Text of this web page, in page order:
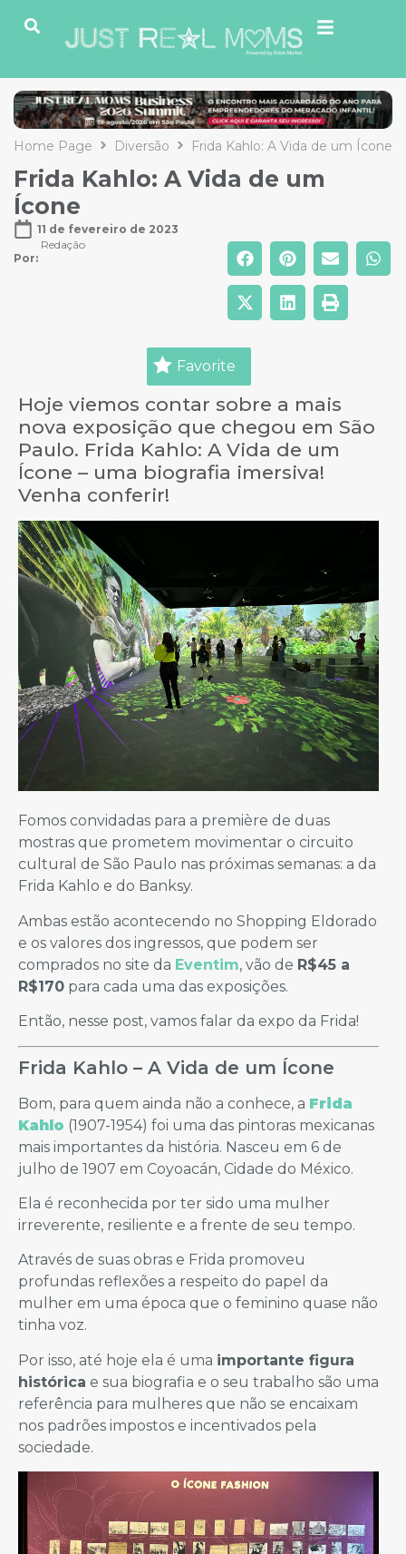
Home Page Diversão Frida Kahlo: A Vida de um Ícone
Frida Kahlo: A Vida de um
Ícone
11 de fevereiro de 2023
Por:
Redação
Favorite
Hoje viemos contar sobre a mais
nova exposição que chegou em São
Paulo. Frida Kahlo: A Vida de um
Ícone – uma biografia imersiva!
Venha conferir!
Fomos convidadas para a première de duas
mostras que prometem movimentar o circuito
cultural de São Paulo nas próximas semanas: a da
Frida Kahlo e do Banksy.
Ambas estão acontecendo no Shopping Eldorado
e os valores dos ingressos, que podem ser
comprados no site da Eventim, vão de R$45 a
R$170 para cada uma das exposições.
Então, nesse post, vamos falar da expo da Frida!
Frida Kahlo – A Vida de um Ícone
Bom, para quem ainda não a conhece, a Frida
Kahlo (1907-1954) foi uma das pintoras mexicanas
mais importantes da história. Nasceu em 6 de
julho de 1907 em Coyoacán, Cidade do México.
Ela é reconhecida por ter sido uma mulher
irreverente, resiliente e a frente de seu tempo.
Através de suas obras e Frida promoveu
profundas reflexões a respeito do papel da
mulher em uma época que o feminino quase não
tinha voz.
Por isso, até hoje ela é uma importante figura
histórica e sua biografia e o seu trabalho são uma
referência para mulheres que não se encaixam
nos padrões impostos e incentivados pela
sociedade.